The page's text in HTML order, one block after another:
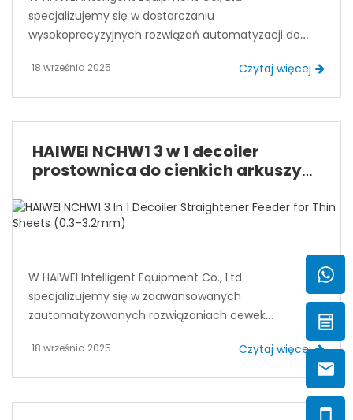
specjalizujemy się w dostarczaniu
wysokoprecyzyjnych rozwiązań automatyzacji do
ponad 15-letnim międzynarodowym doświadczeniem
metalowych czołowym producentom, w tym BYD,
Tesla, Foxconn, Haier i Gree.
18 września 2025 Czytaj więcej
HAIWEI NCHW1 3 w 1 decoiler
prostownica do cienkich arkuszy
W HAIWEI Intelligent Equipment Co., Ltd.
specjalizujemy się w zaawansowanych
zautomatyzowanych rozwiązaniach cewek
motoryzacja, sprzęt AGD, elektronika oraz produkcja
18 września 2025 Czytaj więcej